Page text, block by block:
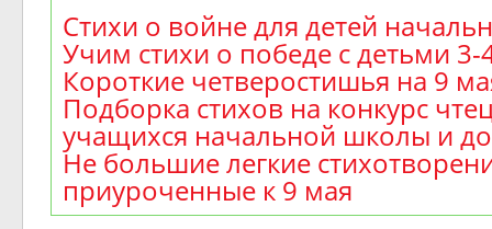
Стихи о войне для детей
Учим стихи о победе с детьми 3-
Короткие четверостишья на 9
Подборка стихов на конкурс
учащихся начальной школы и
Не большие легкие
приуроченные к 9 мая